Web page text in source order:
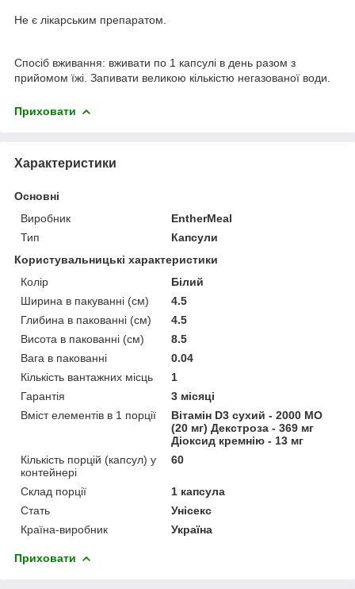
Не є лікарським препаратом.
Спосіб вживання: вживати по 1 капсулі в день разом з
прийомом їжі. Запивати великою кількістю негазованої води.
Приховати
Характеристики
Основні
Виробник
EntherMeal
Тип
Капсули
Користувальницькі характеристики
Колір
Білий
Ширина в пакуванні (см)
4.5
Глибина в пакованні (см)
4.5
Висота в пакованні (см)
8.5
Вага в пакованні
0.04
Кількість вантажних місць
1
Гарантія
3 місяці
Вміст елементів в 1 порції
Вітамін D3 сухий - 2000 МО
(20 мг) Декстроза - 369 мг
Діоксид кремнію - 13 мг
Кількість порцій (капсул) у
контейнері
60
Склад порції
1 капсула
Стать
Унісекс
Країна-виробник
Україна
Приховати